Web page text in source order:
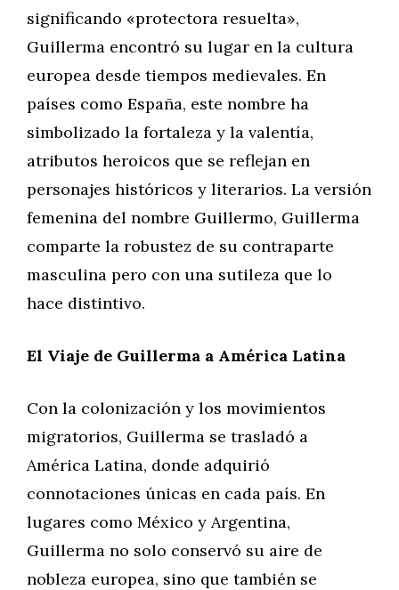
significando «protectora resuelta»,
Guillerma encontró su lugar en la cultura
europea desde tiempos medievales. En
países como España, este nombre ha
simbolizado la fortaleza y la valentía,
atributos heroicos que se reflejan en
personajes históricos y literarios. La versión
femenina del nombre Guillermo, Guillerma
comparte la robustez de su contraparte
masculina pero con una sutileza que lo
hace distintivo.
El Viaje de Guillerma a América Latina
Con la colonización y los movimientos
migratorios, Guillerma se trasladó a
América Latina, donde adquirió
connotaciones únicas en cada país. En
lugares como México y Argentina,
Guillerma no solo conservó su aire de
nobleza europea, sino que también se